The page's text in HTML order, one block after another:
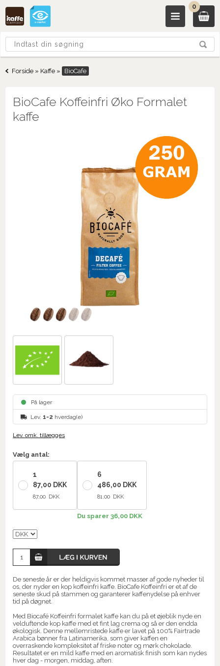
0
Forside » Kaffe » BioCafe
BioCafe Koffeinfri Øko Formalet
kaffe
På lager
Lev. 1-2 hverdag(e)
Lev. omk. tillægges
Vælg antal:
1
87,00 DKK
87,00 DKK
6
486,00 DKK
81,00 DKK
Du sparer 36,00 DKK
De seneste år er der heldigvis kommet masser af gode nyheder til
os, der nyder en kop koffeinfri kaffe. BioCafe Koffeinfri er et af de
seneste skud på stammen og garanterer kaffenydelse på enhver
tid på døgnet.
Med Biocafé Koffeinfri formalet kaffe kan du på et øjeblik nyde en
velduftende kop kaffe med et fint lag crema og så er den endda
økologisk. Denne mellemristede kaffe er lavet på 100% Fairtrade
Arabica bønner fra Latinamerika, som giver kaffen en
overraskende kompleksitet af friske noter og mørk chokolade.
Resultatet er en mild kaffe med en aromatisk finish som kan nydes
hver dag - morgen, middag, aften.